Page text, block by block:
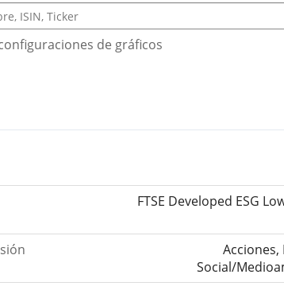
de gráficos
FTSE Developed ESG
Acciones,
Social/